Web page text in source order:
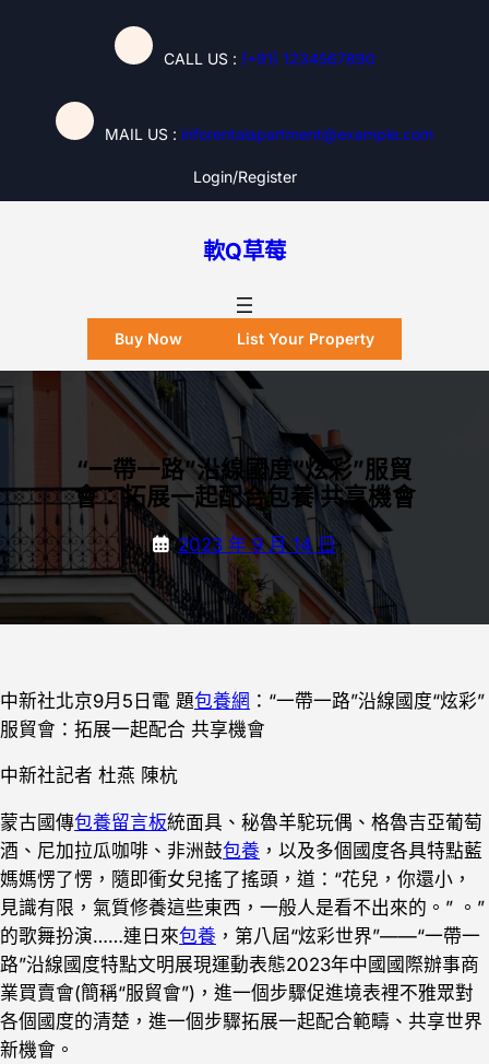
CALL US : (+91) 1234567890
MAIL US : inforentalapartment@example.com
Login/register
軟Q草莓
Buy Now List Your Property
“一帶一路”沿線國度“炫彩”服貿
會：拓展一起配合包養 共享機會
2023 年 9 月 14 日
中新社北京9月5日電 題包養網 ：“一帶一路”沿線國度“炫彩”
服貿會：拓展一起配合 共享機會
中新社記者 杜燕 陳杭
蒙古國傳包養留言板統面具、秘魯羊駝玩偶、格魯吉亞葡萄
酒、尼加拉瓜咖啡、非洲鼓包養 ，以及多個國度各具特點藍
媽媽愣了愣，隨即衝女兒搖了搖頭，道：“花兒，你還小，
見識有限，氣質修養這些東西，一般人是看不出來的。” 。”
的歌舞扮演……連日來包養 ，第八屆“炫彩世界”——“一帶一
路”沿線國度特點文明展現運動表態2023年中國國際辦事商
業買賣會(簡稱“服貿會”)，進一個步驟促進境表裡不雅眾對
各個國度的清楚，進一個步驟拓展一起配合範疇、共享世界
新機會。